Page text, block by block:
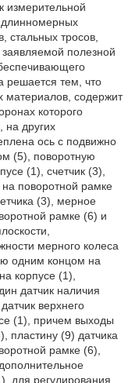
измерительной
длинномерных
стальных тросов,
полезной
решается тем, что
материалов, содержит
которого
других
ось с подвижно
(5), поворотную
(1), счетчик (3),
поворотной рамке
(3), мерное
рамке (6) и
мерного колеса
одним концом на
корпусе (1),
датчик наличия
верхнего
(1), причем выходы
пластину (9) датчика
рамке (6),
для регулирования